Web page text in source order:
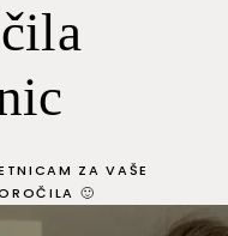
ZA VAŠE
🙂